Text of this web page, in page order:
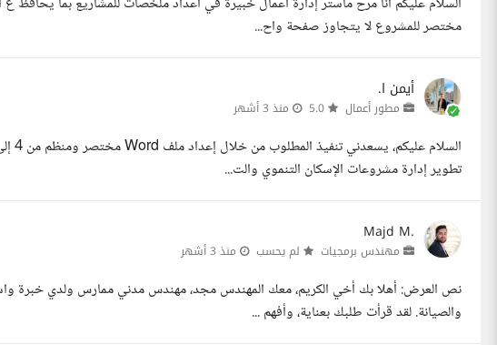
مختصر للمشروع لا يتجاوز صفحة واح...
أيمن ا.
مطور أعمال منذ 3 أشهر
تطوير إدارة مشروعات الإسكان التنموي والت...
Majd M.
مهندس برمجيات لم يحسب منذ 3 أشهر
نص العرض: أهلا بك أخي الكريم، معك المهندس مجد، مهندس مدني ممارس ولدي خبرة
والصيانة. لقد قرأت طلبك بعناية، وأفهم ...